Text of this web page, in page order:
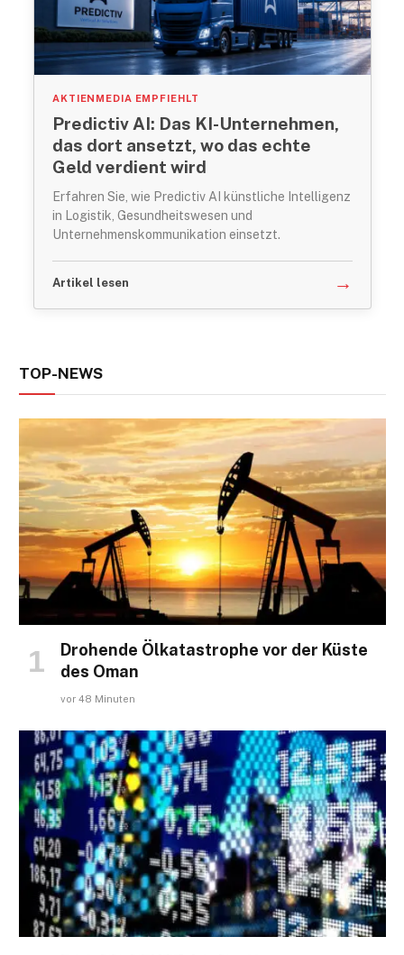
AKTIENMEDIA EMPFIEHLT
Predictiv AI: Das KI-Unternehmen,
das dort ansetzt, wo das echte
Geld verdient wird
Erfahren Sie, wie Predictiv AI künstliche Intelligenz
in Logistik, Gesundheitswesen und
Unternehmenskommunikation einsetzt.
Artikel lesen →
TOP-NEWS
Drohende Ölkatastrophe vor der Küste
des Oman
vor 48 Minuten